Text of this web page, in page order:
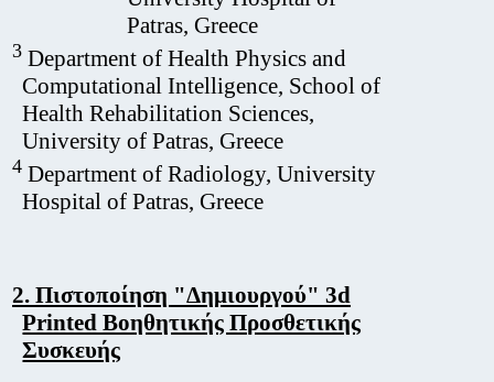
Patras, Greece
3 Department of Health Physics and
Computational Intelligence, School of
Health Rehabilitation Sciences,
University of Patras, Greece
4 Department of Radiology, University
Hospital of Patras, Greece
2. Πιστοποίηση "Δημιουργού" 3d
Printed Βοηθητικής Προσθετικής
Συσκευής